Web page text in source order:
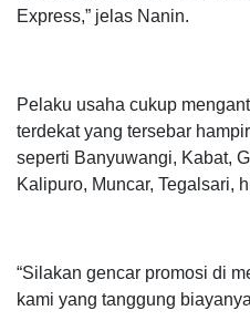
Express,” jelas Nanin.
Pelaku usaha cukup
terdekat yang tersebar
seperti Banyuwangi, Kabat,
Kalipuro, Muncar, Tegalsari,
“Silakan gencar promosi di
kami yang tanggung